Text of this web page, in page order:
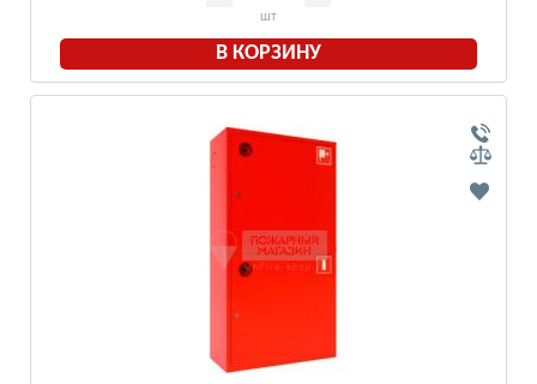
шт
В КОРЗИНУ